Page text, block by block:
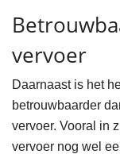
vervoer
Daarnaast is het
betrouwbaarder
vervoer. Vooral in
vervoer nog wel